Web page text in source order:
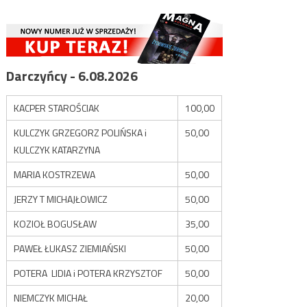
Darczyńcy - 6.08.2026
KACPER STAROŚCIAK
100,00
KULCZYK GRZEGORZ POLIŃSKA i
KULCZYK KATARZYNA
50,00
MARIA KOSTRZEWA
50,00
JERZY T MICHAJŁOWICZ
50,00
KOZIOŁ BOGUSŁAW
35,00
PAWEŁ ŁUKASZ ZIEMIAŃSKI
50,00
POTERA LIDIA i POTERA KRZYSZTOF
50,00
NIEMCZYK MICHAŁ
20,00